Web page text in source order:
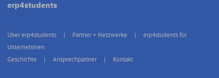
erp4students
Über erp4students Partner + Netzwerke
erp4students für
Unternehmen
Geschichte
Ansprechpartner Kontakt